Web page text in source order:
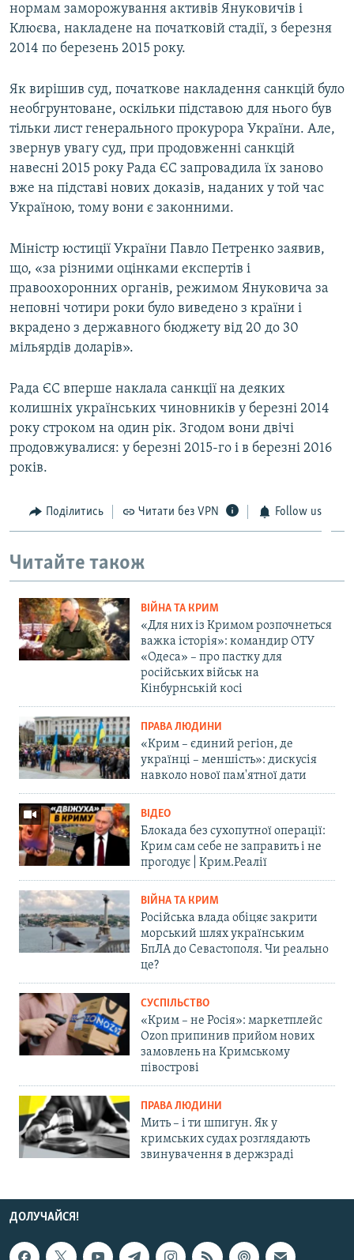
нормам заморожування активів Януковичів і
Клюєва, накладене на початковій стадії, з березня
2014 по березень 2015 року.
Як вирішив суд, початкове накладення санкцій було
необгрунтоване, оскільки підставою для нього був
тільки лист генерального прокурора України. Але,
звернув увагу суд, при продовженні санкцій
навесні 2015 року Рада ЄС запровадила їх заново
вже на підставі нових доказів, наданих у той час
Україною, тому вони є законними.
Міністр юстиції України Павло Петренко заявив,
що, «за різними оцінками експертів і
правоохоронних органів, режимом Януковича за
неповні чотири роки було виведено з країни і
вкрадено з державного бюджету від 20 до 30
мільярдів доларів».
Рада ЄС вперше наклала санкції на деяких
колишніх українських чиновників у березні 2014
року строком на один рік. Згодом вони двічі
продовжувалися: у березні 2015-го і в березні 2016
років.
Поділитись Читати без VPN Follow us
Читайте також
ВІЙНА ТА КРИМ
«Для них із Кримом розпочнеться
важка історія»: командир ОТУ
«Одеса» – про пастку для
російських військ на
Кінбурнській косі
ПРАВА ЛЮДИНИ
«Крим – єдиний регіон, де
українці – меншість»: дискусія
навколо нової пам'ятної дати
ВІДЕО
Блокада без сухопутної операції:
Крим сам себе не заправить і не
прогодує | Крим.Реалії
ВІЙНА ТА КРИМ
Російська влада обіцяє закрити
морський шлях українським
БпЛА до Севастополя. Чи реально
це?
СУСПІЛЬСТВО
«Крим – не Росія»: маркетплейс
Ozon припинив прийом нових
замовлень на Кримському
півострові
ПРАВА ЛЮДИНИ
Мить – і ти шпигун. Як у
кримських судах розглядають
звинувачення в держзраді
ДОЛУЧАЙСЯ!